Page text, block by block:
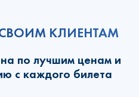
КЛИЕНТАМ
по лучшим ценам и
с каждого билета